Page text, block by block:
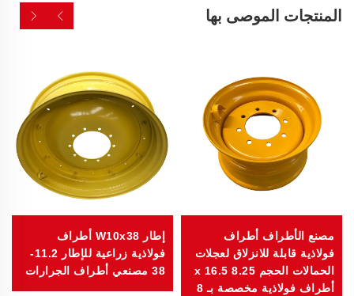
المنتجات الموصى بها
مصنع الأطراف أطراف
فولاذية قابلة للانزلاق لعجلات
الحمالات الحجم 8.25 x 16.5
أطراف فولاذية مخصصة بـ 8
إطار W10x38 أطراف
فولاذية زراعية للإطار 11.2-
38 مصنعي أطراف الجرارات